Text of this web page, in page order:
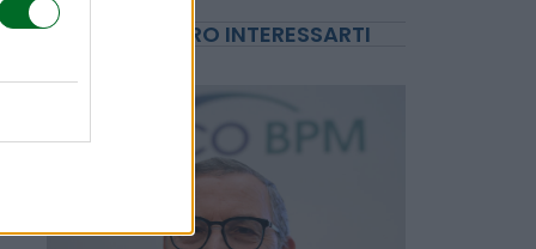
POTREBBERO INTERESSARTI